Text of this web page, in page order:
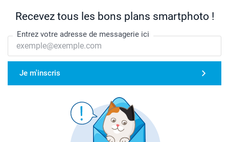
Recevez tous les bons plans smartphoto !
Entrez votre adresse de messagerie ici
Je m'inscris